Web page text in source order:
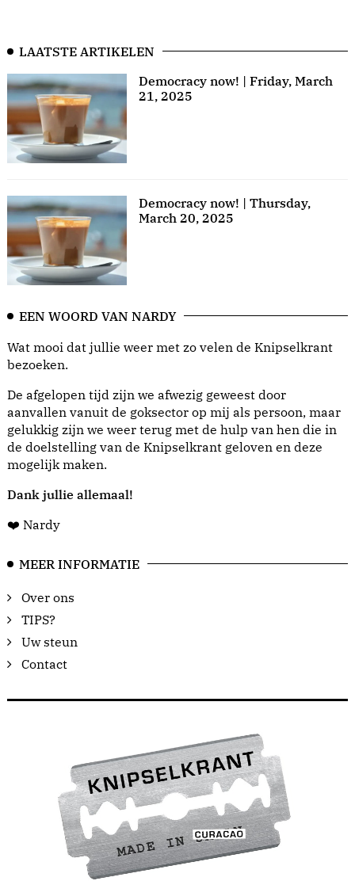
LAATSTE ARTIKELEN
Democracy now! | Friday, March
21, 2025
Democracy now! | Thursday,
March 20, 2025
EEN WOORD VAN NARDY
Wat mooi dat jullie weer met zo velen de Knipselkrant
bezoeken.
De afgelopen tijd zijn we afwezig geweest door
aanvallen vanuit de goksector op mij als persoon, maar
gelukkig zijn we weer terug met de hulp van hen die in
de doelstelling van de Knipselkrant geloven en deze
mogelijk maken.
Dank jullie allemaal!
❤️ Nardy
MEER INFORMATIE
Over ons
TIPS?
Uw steun
Contact